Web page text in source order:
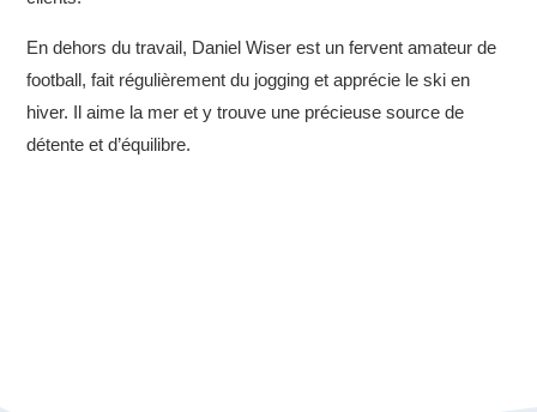
En dehors du travail, Daniel Wiser est un fervent amateur de
football, fait régulièrement du jogging et apprécie le ski en
hiver. Il aime la mer et y trouve une précieuse source de
détente et d’équilibre.